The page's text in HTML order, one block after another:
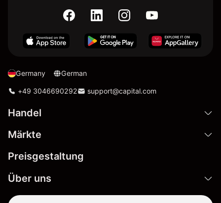
Germany German
+49 3046690292 support@capital.com
Handel
Märkte
Preisgestaltung
Über uns